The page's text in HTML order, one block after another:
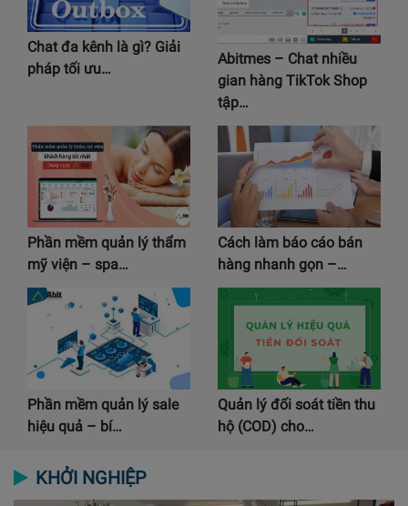
Chat đa kênh là gì? Giải
pháp tối ưu…
Abitmes – Chat nhiều
gian hàng TikTok Shop
tập…
Phần mềm quản lý thẩm
mỹ viện – spa…
Cách làm báo cáo bán
hàng nhanh gọn –…
Phần mềm quản lý sale
hiệu quả – bí…
Quản lý đối soát tiền thu
hộ (COD) cho…
KHỞI NGHIỆP